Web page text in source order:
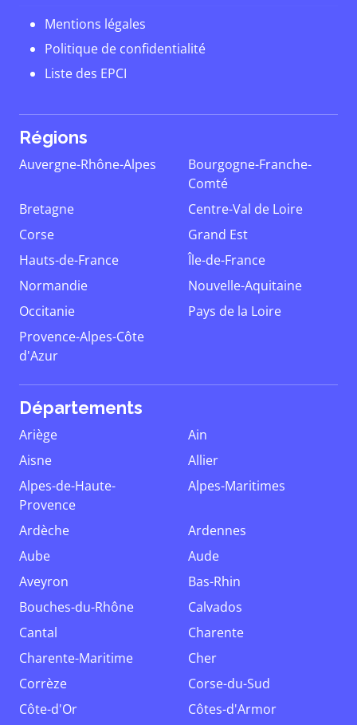
Mentions légales
Politique de confidentialité
Liste des EPCI
Régions
Auvergne-Rhône-Alpes
Bourgogne-Franche-
Comté
Bretagne
Centre-Val de Loire
Corse
Grand Est
Hauts-de-France
Île-de-France
Normandie
Nouvelle-Aquitaine
Occitanie
Pays de la Loire
Provence-Alpes-Côte
d'Azur
Départements
Ariège
Ain
Aisne
Allier
Alpes-de-Haute-
Provence
Alpes-Maritimes
Ardèche
Ardennes
Aube
Aude
Aveyron
Bas-Rhin
Bouches-du-Rhône
Calvados
Cantal
Charente
Charente-Maritime
Cher
Corrèze
Corse-du-Sud
Côte-d'Or
Côtes-d'Armor